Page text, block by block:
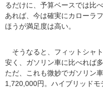
るだけに、予算ベースでは比
あれば、今は確実にカローラ
ほうが満足度は高い。
そうなると、フィットシャ
安く、ガソリン車に比べれば
ただ、これも微妙でガソリン
1,720,000円。ハイブリッド